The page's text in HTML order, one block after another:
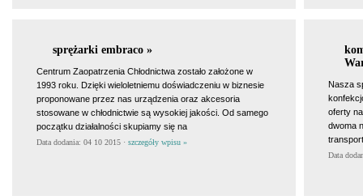
sprężarki embraco »
Centrum Zaopatrzenia Chłodnictwa zostało założone w
1993 roku. Dzięki wieloletniemu doświadczeniu w biznesie
proponowane przez nas urządzenia oraz akcesoria
stosowane w chłodnictwie są wysokiej jakości. Od samego
początku działalności skupiamy się na
Data dodania: 04 10 2015 · szczegóły wpisu »
Nasza
oferty
dwoma
Data